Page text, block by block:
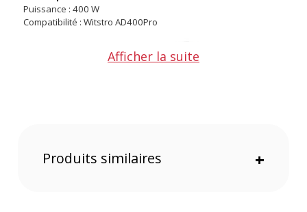
Puissance : 400 W
Compatibilité : Witstro AD400Pro
Afficher la suite
Produits similaires +